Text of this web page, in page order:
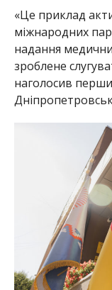
зроблене
наголосив
Реконструйована